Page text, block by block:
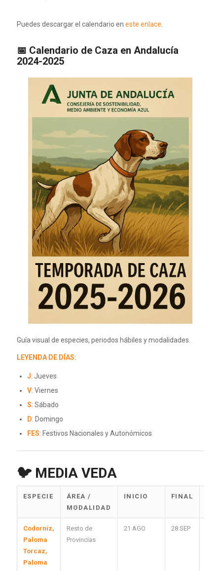
Puedes descargar el calendario en este enlace
📅 Calendario de Caza en Andalucía
2024-2025
Guía visual de especies, periodos hábiles y modalidades.
LEYENDA DE DÍAS:
J: Jueves
V: Viernes
S: Sábado
D: Domingo
FES: Festivos Nacionales y Autonómicos
🐦 MEDIA VEDA
ESPECIE
ÁREA /
MODALIDAD
INICIO FINAL
Codorniz,
Paloma
Torcaz,
Paloma
Resto de
Provincias
21 AGO 28 SEP